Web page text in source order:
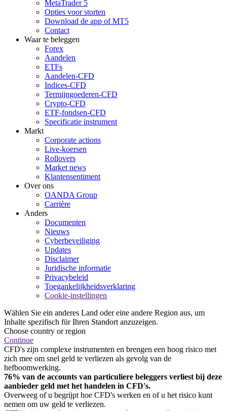
MetaTrader 5
Opties voor storten
Download de app of MT5
Contact
Waar te beleggen
Forex
Aandelen
ETFs
Aandelen-CFD
Indices-CFD
Termijngoederen-CFD
Crypto-CFD
ETF-fondsen-CFD
Specificatie instrument
Markt
Corporate actions
Live-koersen
Rollovers
Market news
Klantensentiment
Over ons
OANDA Group
Carrière
Anders
Documenten
Nieuws
Cyberbeveiliging
Updates
Disclaimer
Juridische informatie
Privacybeleid
Toegankelijkheidsverklaring
Cookie-instellingen
Wählen Sie ein anderes Land oder eine andere Region aus, um
Inhalte spezifisch für Ihren Standort anzuzeigen.
Choose country or region
Continue
CFD's zijn complexe instrumenten en brengen een hoog risico met
zich mee om snel geld te verliezen als gevolg van de
hefboomwerking.
76% van de accounts van particuliere beleggers verliest bij deze
aanbieder geld met het handelen in CFD's.
Overweeg of u begrijpt hoe CFD's werken en of u het risico kunt
nemen om uw geld te verliezen.